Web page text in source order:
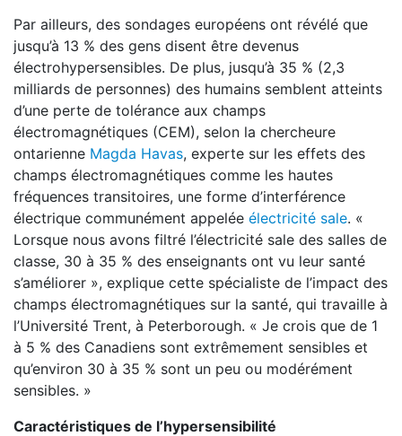
Par ailleurs, des sondages européens ont révélé que
jusqu’à 13 % des gens disent être devenus
électrohypersensibles. De plus, jusqu’à 35 % (2,3
milliards de personnes) des humains semblent atteints
d’une perte de tolérance aux champs
électromagnétiques (CEM), selon la chercheure
ontarienne Magda Havas, experte sur les effets des
champs électromagnétiques comme les hautes
fréquences transitoires, une forme d’interférence
électrique communément appelée électricité sale. «
Lorsque nous avons filtré l’électricité sale des salles de
classe, 30 à 35 % des enseignants ont vu leur santé
s’améliorer », explique cette spécialiste de l’impact des
champs électromagnétiques sur la santé, qui travaille à
l’Université Trent, à Peterborough. « Je crois que de 1
à 5 % des Canadiens sont extrêmement sensibles et
qu’environ 30 à 35 % sont un peu ou modérément
sensibles. »
Caractéristiques de l’hypersensibilité